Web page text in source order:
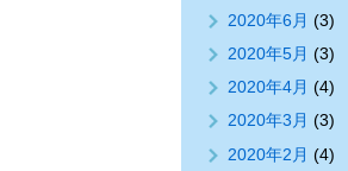
2020年6月 (3)
2020年5月 (3)
2020年4月 (4)
2020年3月 (3)
2020年2月 (4)